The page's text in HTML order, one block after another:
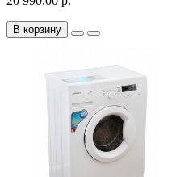
В корзину